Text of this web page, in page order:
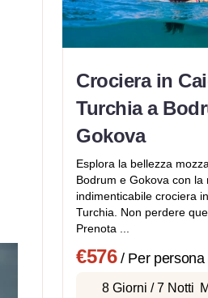
Crociera in
Turchia a
Gokova
Esplora la bellezza
Bodrum e Gokova con la
indimenticabile crociera
Turchia. Non perdere
Prenota ...
€576/ Per persona
8 Giorni / 7 Notti